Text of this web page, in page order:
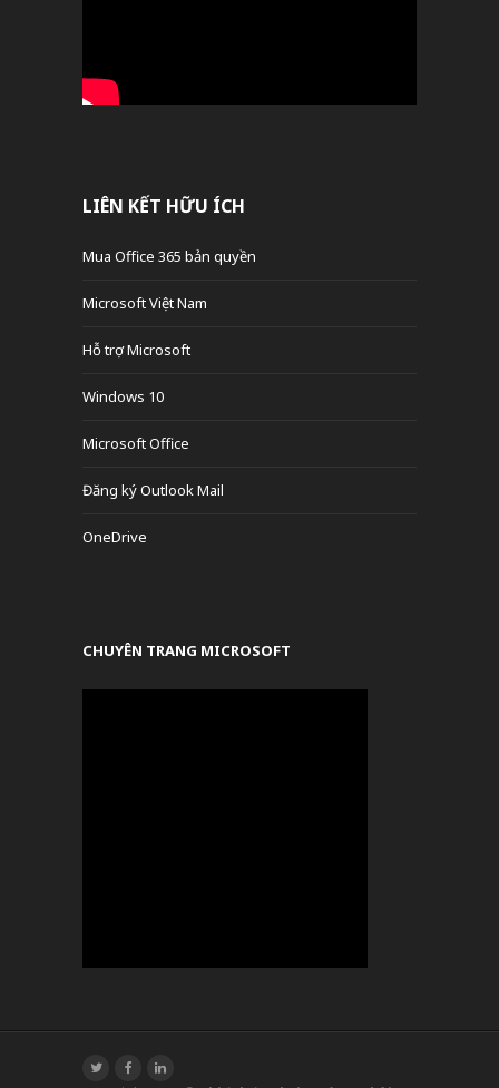
LIÊN KẾT HỮU ÍCH
Mua Office 365 bản quyền
Microsoft Việt Nam
Hỗ trợ Microsoft
Windows 10
Microsoft Office
Đăng ký Outlook Mail
OneDrive
CHUYÊN TRANG MICROSOFT